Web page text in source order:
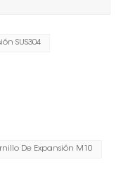
SUS304
De Expansión M10